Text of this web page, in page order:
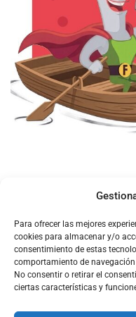
Para ofrecer las mejores
cookies para almacenar y/o
consentimiento de estas
comportamiento de
No consentir o retirar el
ciertas características y